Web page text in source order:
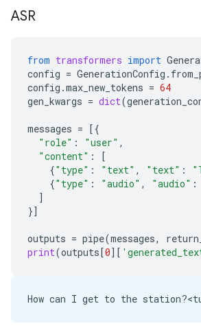
Stream #0:0(eng): Audio:
Stream mapping:
Output #0, wav, to '/content/
  Metadata:
ISFT            :
Stream #0:0(eng): Audio:
encoder         :
size=     287kB
ASR
from transformers import
config = GenerationConfig .
config .max_new_tokens = 64
gen_kwargs = dict(
messages = [{
"role" : "user" ,
"content" :
[
{"type" : "text" , "text" :
{"type" : "audio" , "audio" :
]
}]
outputs = pipe(messages,
print(outputs[0][